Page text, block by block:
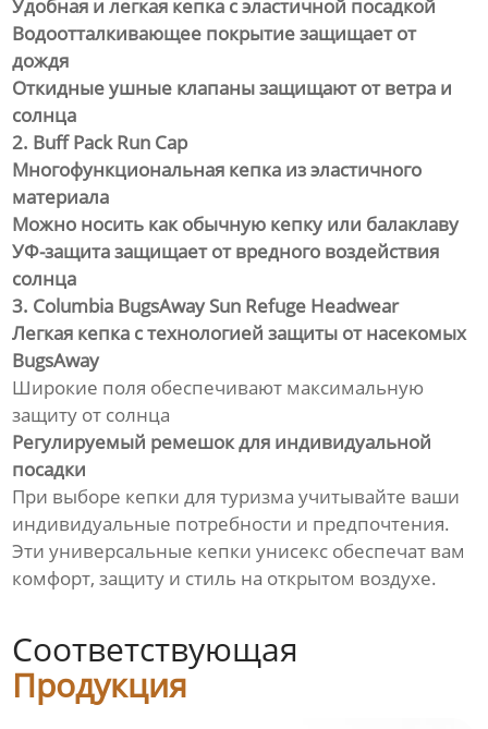
Удобная и легкая кепка с эластичной посадкой
Водоотталкивающее покрытие защищает от
дождя
Откидные ушные клапаны защищают от ветра и
солнца
2. Buff Pack Run Cap
Многофункциональная кепка из эластичного
материала
Можно носить как обычную кепку или балаклаву
УФ-защита защищает от вредного воздействия
солнца
3. Columbia BugsAway Sun Refuge Headwear
Легкая кепка с технологией защиты от насекомых
BugsAway
Широкие поля обеспечивают максимальную
защиту от солнца
Регулируемый ремешок для индивидуальной
посадки
При выборе кепки для туризма учитывайте ваши
индивидуальные потребности и предпочтения.
Эти универсальные кепки унисекс обеспечат вам
комфорт, защиту и стиль на открытом воздухе.
Соответствующая
Продукция